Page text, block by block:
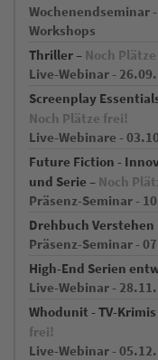
Wochenendseminar
Workshops
Thriller – Noch
Live-Webinar -
Screenplay
Noch Plätze frei!
Live-Webinare -
Future Fiction -
und Serie – Noch
Präsenz-Seminar -
Drehbuch
Präsenz-Seminar -
High-End Serien
Live-Webinar -
Whodunit - TV-
frei!
Live-Webinar -